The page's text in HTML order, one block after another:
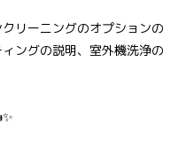
リーニングのオプションの
ングの説明、室外機洗浄の